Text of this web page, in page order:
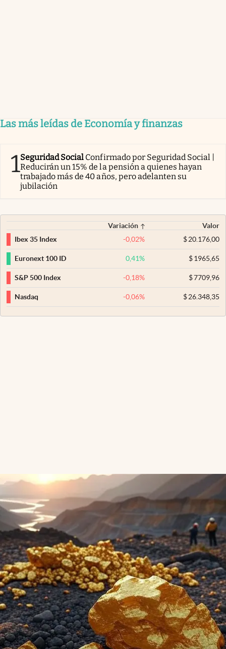
Las más leídas de Economía y finanzas
1Seguridad Social Confirmado por Seguridad Social |
Reducirán un 15% de la pensión a quienes hayan
trabajado más de 40 años, pero adelanten su
jubilación
Variación
Valor
Ibex 35 Index
-0,02% $20.176,00
Euronext 100 ID 0,41% $1965,65
S&P 500 Index -0,18% $7709,96
Nasdaq -0,06% $26.348,35